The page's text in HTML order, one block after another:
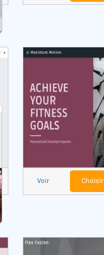
Voir Choisir